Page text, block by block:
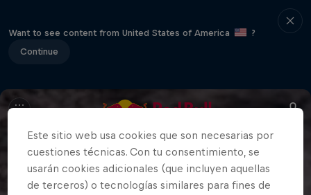
Want to see content from United States of America
?
Continue
Este sitio web usa cookies que son necesarias por
cuestiones técnicas. Con tu consentimiento, se
usarán cookies adicionales (que incluyen aquellas
de terceros) o tecnologías similares para fines de